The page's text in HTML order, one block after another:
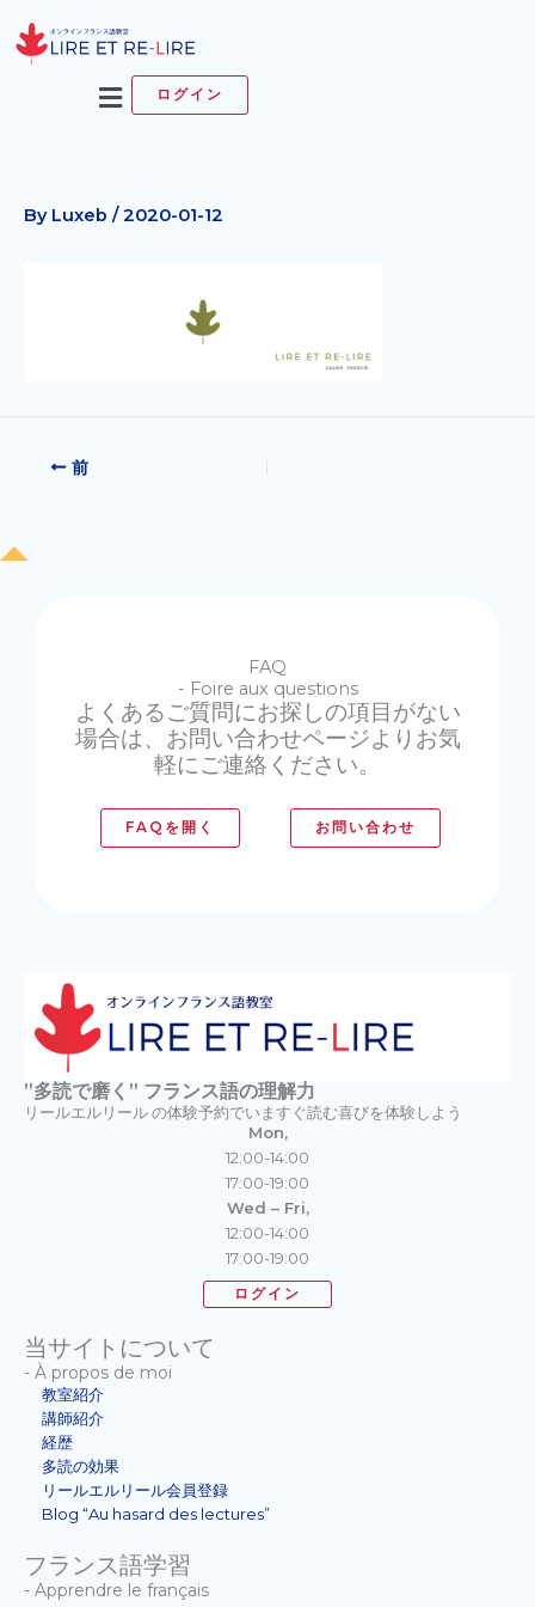
容
メ
ニ
ログイン
By Luxeb /2020-01-12
前
FAQ
- Foire aux questions
よくあるご質問にお探しの項目がない
場合は、お問い合わせページよりお気
軽にご連絡ください。
FAQを開く お問い合わせ
”多読で磨く” フランス語の理解力
リールエルリール の体験予約でいますぐ読む喜びを体験しよう
Mon,
12:00-14:00
17:00-19:00
Wed – Fri,
12:00-14:00
17:00-19:00
ログイン
当サイトについて
- À propos de moi
教室紹介
講師紹介
経歴
多読の効果
リールエルリール会員登録
Blog “Au hasard des lectures”
フランス語学習
- Apprendre le français